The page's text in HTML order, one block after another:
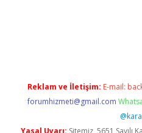
Reklam ve İletişim: E-mail:
forumhizmeti@gmail.com
Yasal Uyarı: Sitemiz, 5651 Sayılı